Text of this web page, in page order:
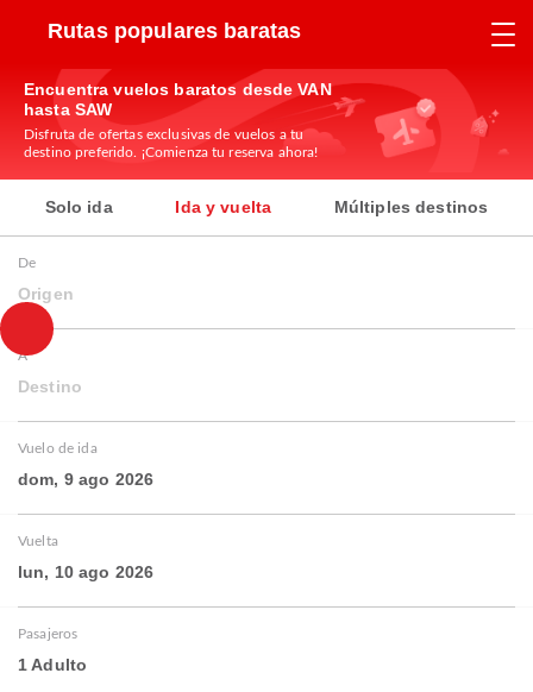
Rutas populares baratas
Encuentra vuelos baratos desde VAN
hasta SAW
Disfruta de ofertas exclusivas de vuelos a tu
destino preferido. ¡Comienza tu reserva ahora!
Solo ida Ida y vuelta Múltiples destinos
De
Origen
A
Destino
Vuelo de ida
dom, 9 ago 2026
Vuelta
lun, 10 ago 2026
Pasajeros
1 Adulto